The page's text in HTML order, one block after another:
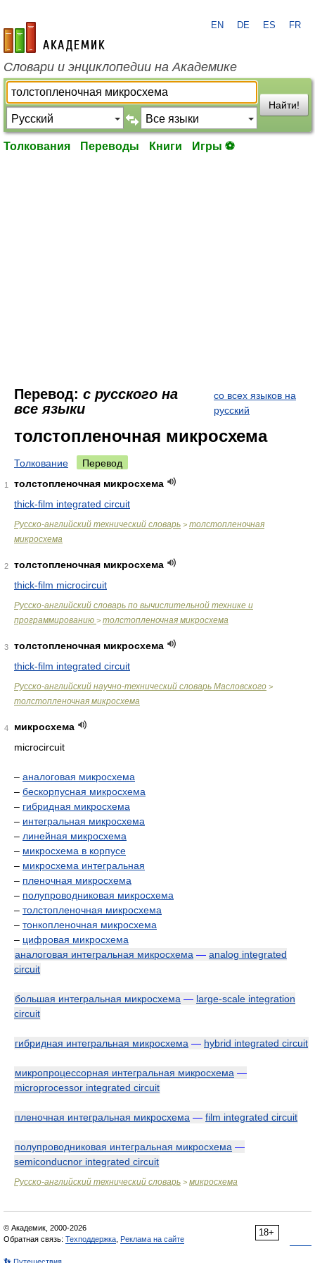
academic.ru
EN DE ES FR
Словари и энциклопедии на Академике
Найти!
Толкования Переводы Книги Игры ⚽
Перевод: с русского на
все языки
со всех языков на
русский
толстопленочная микросхема
Толкование Перевод
1
толстопленочная микросхема
thick-film integrated circuit
Русско-английский технический словарь > толстопленочная
микросхема
2
толстопленочная микросхема
thick-film microcircuit
Русско-английский словарь по вычислительной технике и
программированию > толстопленочная микросхема
3
толстопленочная микросхема
thick-film integrated circuit
Русско-английский научно-технический словарь Масловского >
толстопленочная микросхема
4
микросхема
microcircuit
– аналоговая микросхема
– бескорпусная микросхема
– гибридная микросхема
– интегральная микросхема
– линейная микросхема
– микросхема в корпусе
– микросхема интегральная
– пленочная микросхема
– полупроводниковая микросхема
– толстопленочная микросхема
– тонкопленочная микросхема
– цифровая микросхема
аналоговая интегральная микросхема — analog integrated
circuit
большая интегральная микросхема — large-scale integration
circuit
гибридная интегральная микросхема — hybrid integrated circuit
микропроцессорная интегральная микросхема —
microprocessor integrated circuit
пленочная интегральная микросхема — film integrated circuit
полупроводниковая интегральная микросхема —
semiconducnor integrated circuit
Русско-английский технический словарь > микросхема
18+
© Академик, 2000-2026
Обратная связь: Техподдержка Реклама на сайте